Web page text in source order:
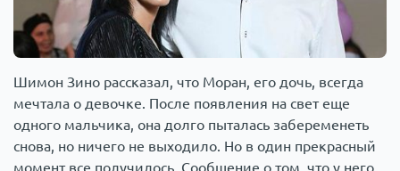
Шимон Зино рассказал, что Моран, его дочь, всегда
мечтала о девочке. После появления на свет еще
одного мальчика, она долго пыталась забеременеть
снова, но ничего не выходило. Но в один прекрасный
момент все получилось. Сообщение о том, что у него